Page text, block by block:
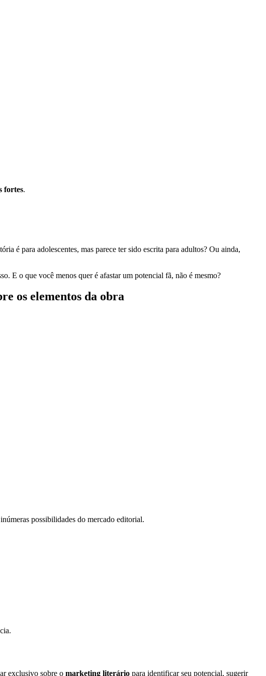
fortes.
é para adolescentes, mas parece ter sido escrita para adultos? Ou ainda,
E o que você menos quer é afastar um potencial fã, não é mesmo?
os elementos da obra
possibilidades do mercado editorial.
exclusivo sobre o marketing literário para identificar seu potencial, sugerir